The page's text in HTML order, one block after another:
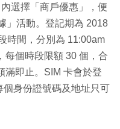
選擇「商戶優惠」，便
」活動。登記期為 2018
時間，分別為 11:00am
每個時段限額 30 個，合
滿即止。SIM 卡會於登
身份證號碼及地址只可